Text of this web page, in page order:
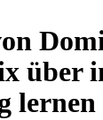
über
lernen